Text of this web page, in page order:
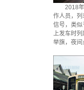
2018
作人员，
信号，类
上发车时列
举旗，夜间